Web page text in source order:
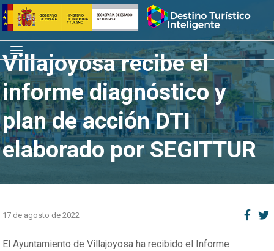
Saltar
al
contenido
Inicio
Menú
Villajoyosa recibe el
informe diagnóstico y
plan de acción DTI
elaborado por SEGITTUR
17 de agosto de 2022
El Ayuntamiento de Villajoyosa ha recibido el Informe